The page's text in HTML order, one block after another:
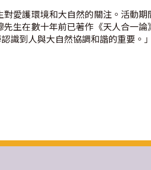
愛護環境和大自然的關注。活動期
生在數十年前已著作《天人合一論
識到人與大自然協調和諧的重要。」